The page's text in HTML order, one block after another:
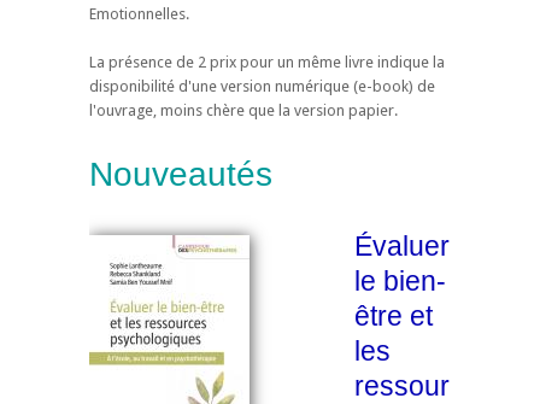
Emotionnelles.
La présence de 2 prix pour un même livre indique la
disponibilité d'une version numérique (e-book) de
l'ouvrage, moins chère que la version papier.
Nouveautés
Évaluer
le bien-
être et
les
ressources